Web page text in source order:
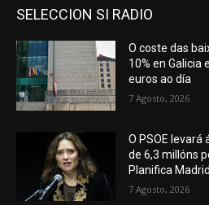
SELECCION SI RADIO
O coste das
10% en Galicia
euros ao día
7 Agosto, 2026
O PSOE levará
de 6,3 millóns
Planifica Madrid
7 Agosto, 2026